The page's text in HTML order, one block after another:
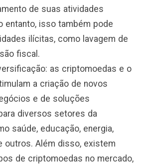
de suas atividades
entanto, isso também pode
ilícitas, como lavagem de
fiscal.
as criptomoedas e o
a criação de novos
e de soluções
diversos setores da
saúde, educação, energia,
outros. Além disso, existem
de criptomoedas no mercado,